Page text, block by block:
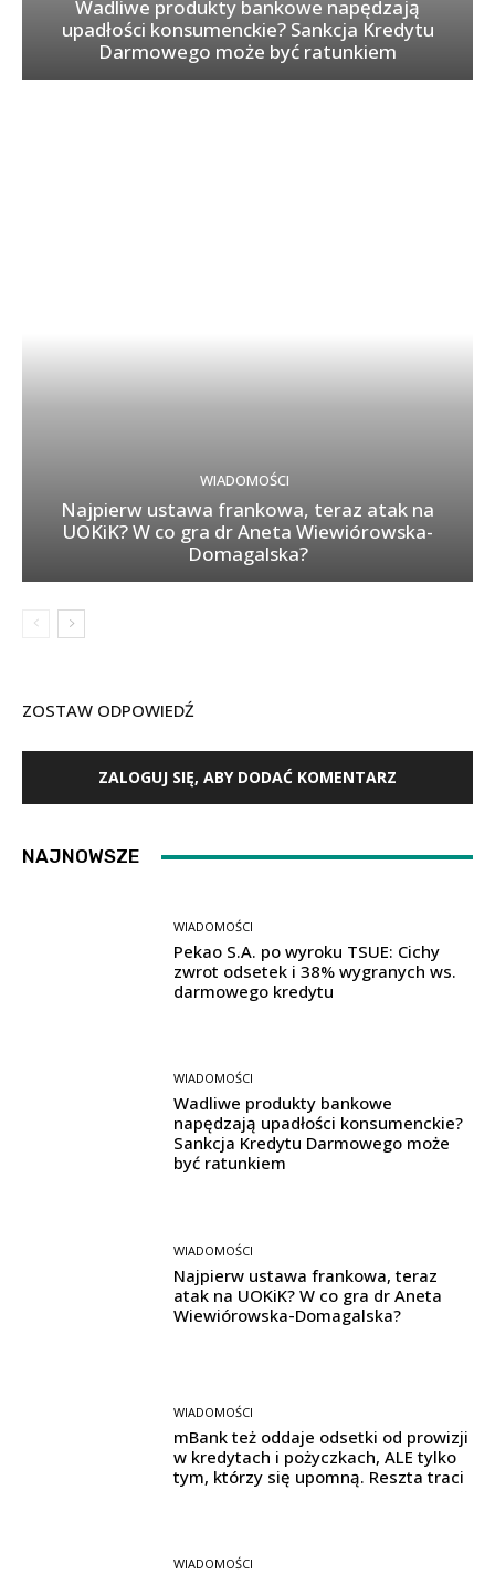
Wadliwe produkty bankowe napędzają
upadłości konsumenckie? Sankcja Kredytu
Darmowego może być ratunkiem
WIADOMOŚCI
Najpierw ustawa frankowa, teraz atak na
UOKiK? W co gra dr Aneta Wiewiórowska-
Domagalska?
ZOSTAW ODPOWIEDŹ
ZALOGUJ SIĘ, ABY DODAĆ KOMENTARZ
NAJNOWSZE
WIADOMOŚCI
Pekao S.A. po wyroku TSUE: Cichy
zwrot odsetek i 38% wygranych ws.
darmowego kredytu
WIADOMOŚCI
Wadliwe produkty bankowe
napędzają upadłości konsumenckie?
Sankcja Kredytu Darmowego może
być ratunkiem
WIADOMOŚCI
Najpierw ustawa frankowa, teraz
atak na UOKiK? W co gra dr Aneta
Wiewiórowska-Domagalska?
WIADOMOŚCI
mBank też oddaje odsetki od prowizji
w kredytach i pożyczkach, ALE tylko
tym, którzy się upomną. Reszta traci
WIADOMOŚCI